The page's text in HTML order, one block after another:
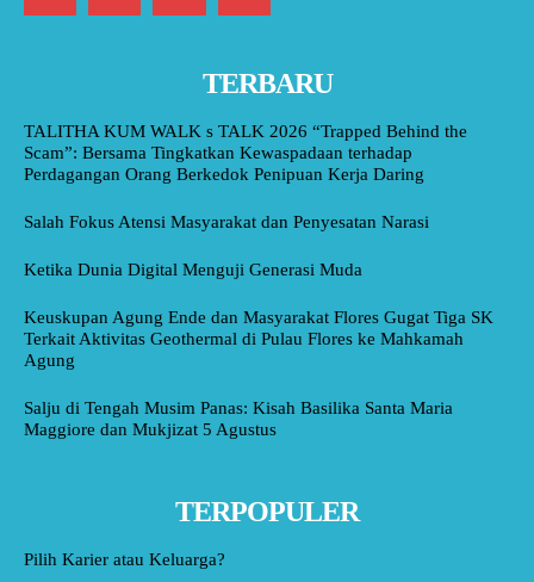
TERBARU
TALITHA KUM WALK s TALK 2026 “Trapped Behind the
Scam”: Bersama Tingkatkan Kewaspadaan terhadap
Perdagangan Orang Berkedok Penipuan Kerja Daring
Salah Fokus Atensi Masyarakat dan Penyesatan Narasi
Ketika Dunia Digital Menguji Generasi Muda
Keuskupan Agung Ende dan Masyarakat Flores Gugat Tiga SK
Terkait Aktivitas Geothermal di Pulau Flores ke Mahkamah
Agung
Salju di Tengah Musim Panas: Kisah Basilika Santa Maria
Maggiore dan Mukjizat 5 Agustus
TERPOPULER
Pilih Karier atau Keluarga?